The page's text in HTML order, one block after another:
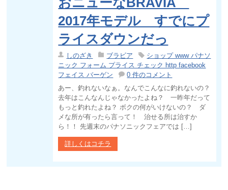
2017年モデル すでにプ
ライスダウンだっ
しのざき ブラビア
ショップ www パナソ
ニック フォーム プライス チェック http facebook
フェイス バーゲン
0 件のコメント
あー、釣れないなぁ。なんでこんなに釣れないの？
去年はこんなんじゃなかったよね？ 一昨年だって
もっと釣れたよね？ ボクの何がいけないの？ ダ
メな所が有ったら言って！ 治せる所は治すか
ら！！ 先週末のパナソニックフェアでは […]
詳しくはコチラ